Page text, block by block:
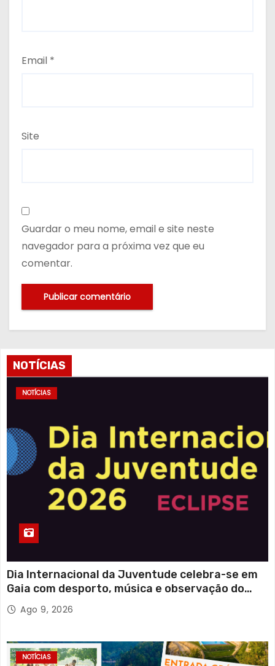
Email *
Site
Guardar o meu nome, email e site neste
navegador para a próxima vez que eu
comentar.
NOTÍCIAS
NOTÍCIAS
Dia Internacional da Juventude celebra-se em
Gaia com desporto, música e observação do
eclipse solar
Ago 9, 2026
NOTÍCIAS